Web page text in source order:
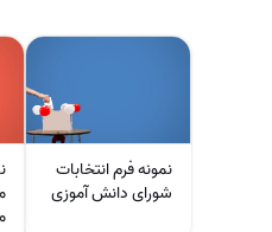
نمونه فرم انتخابات
شورای دانش آموزی